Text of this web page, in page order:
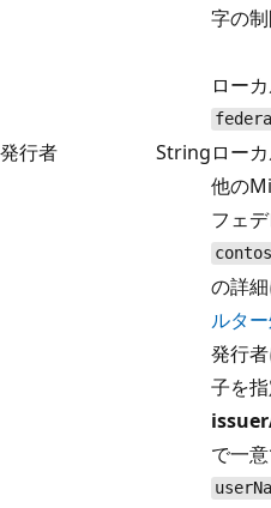
発行者 String
字の制
ロー
ロー
他の
フェ
の詳
ルタ
発行
子を
で一